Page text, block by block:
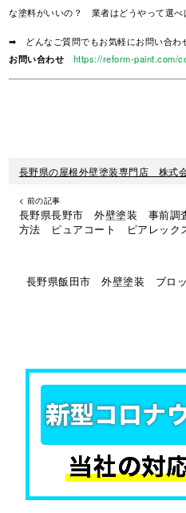
な塗料がいいの？ 業者はどうやって選べ
➡ どんなご質問でもお気軽にお問い合わ
お問い合わせ
https://reform-paint.com/
長野県の屋根外壁塗装専門店 株式
< 前の記事
長野県長野市 外壁塗装 事前調
方法 ピュアコート ピアレック
長野県飯田市 外壁塗装 ブロ